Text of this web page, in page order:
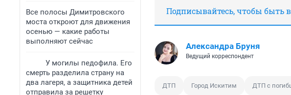
Все полосы Димитровского
моста откроют для движения
осенью — какие работы
выполняют сейчас
У могилы педофила. Его
смерть разделила страну на
два лагеря, а защитника детей
отправила за решетку
Подписывайтесь, чтобы быть
Александра Бруня
Ведущий корреспондент
ДТП Город Искитим ДТП с